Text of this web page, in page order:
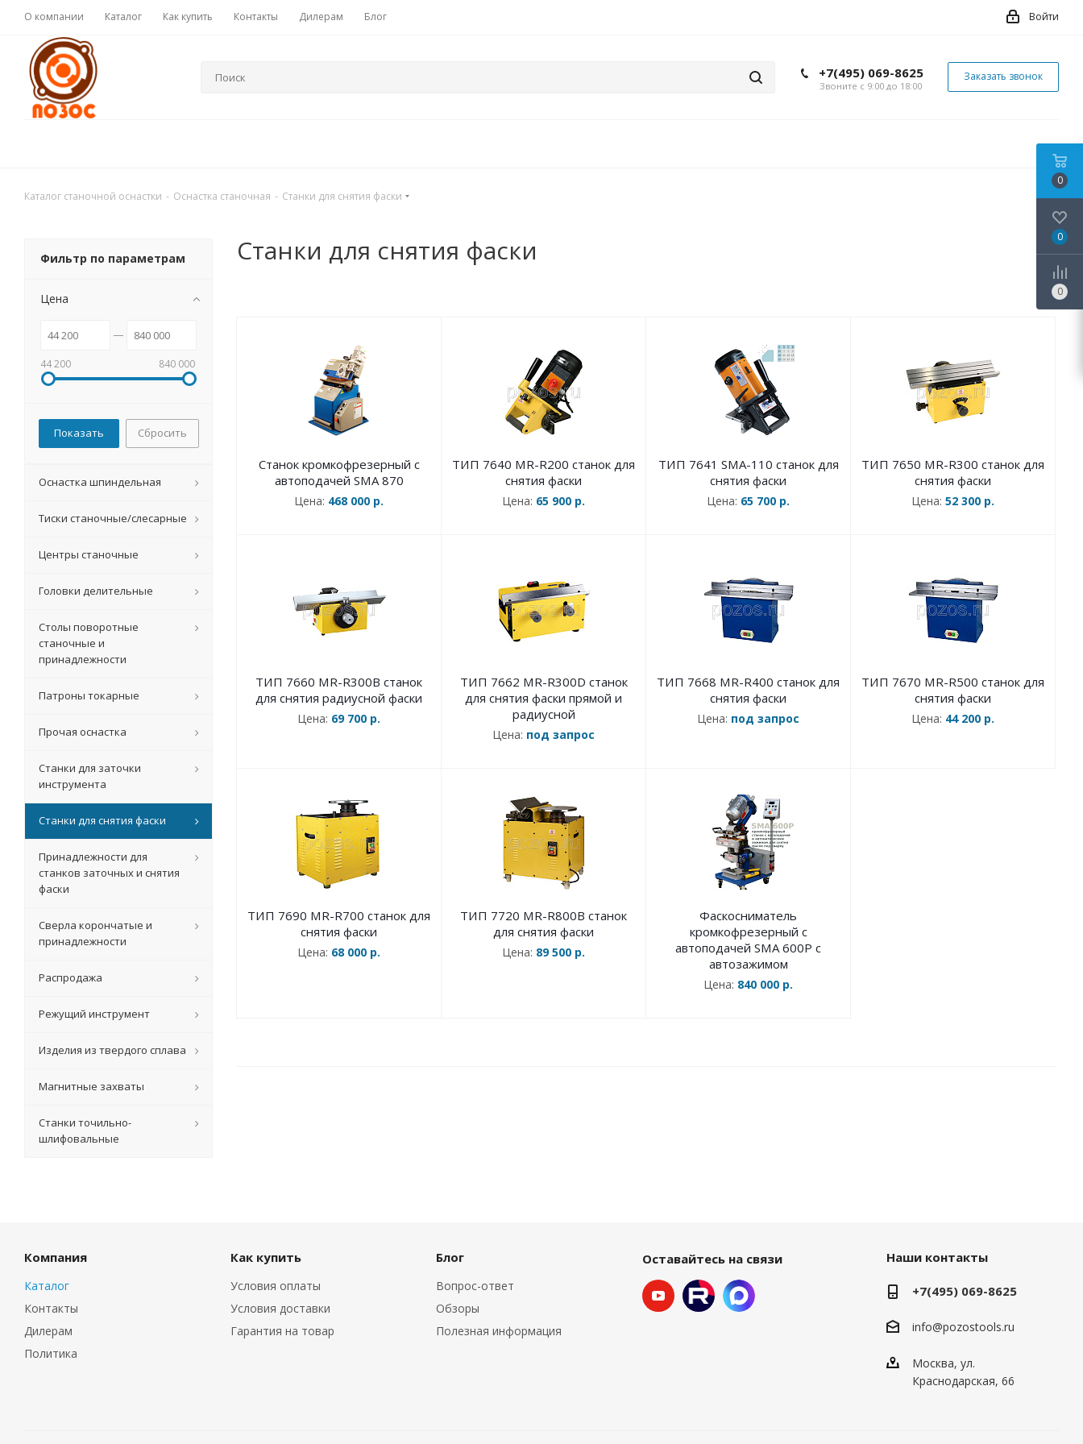
О компании Каталог Как купить Контакты Дилерам Блог Войти
+7(495) 069-8625
Звоните с 9:00 до 18:00
Заказать звонок
Каталог станочной оснастки - Оснастка станочная - Станки для снятия фаски
Станки для снятия фаски
Станок кромкофрезерный с
автоподачей SMA 870
Цена: 468 000 р.
ТИП 7640 MR-R200 станок для
снятия фаски
Цена: 65 900 р.
ТИП 7641 SMA-110 станок для
снятия фаски
Цена: 65 700 р.
ТИП 7650 MR-R300 станок для
снятия фаски
Цена: 52 300 р.
ТИП 7660 MR-R300В станок
для снятия радиусной фаски
Цена: 69 700 р.
ТИП 7662 MR-R300D станок
для снятия фаски прямой и
радиусной
Цена: под запрос
ТИП 7668 MR-R400 станок для
снятия фаски
Цена: под запрос
ТИП 7670 MR-R500 станок для
снятия фаски
Цена: 44 200 р.
ТИП 7690 MR-R700 станок для
снятия фаски
Цена: 68 000 р.
ТИП 7720 MR-R800В станок
для снятия фаски
Цена: 89 500 р.
Фаскосниматель
кромкофрезерный с
автоподачей SMA 600P с
автозажимом
Цена: 840 000 р.
Фильтр по параметрам
Цена
44 200 840 000
Сбросить
Оснастка шпиндельная
Тиски станочные/слесарные
Центры станочные
Головки делительные
Столы поворотные
станочные и
принадлежности
Патроны токарные
Прочая оснастка
Станки для заточки
инструмента
Станки для снятия фаски
Принадлежности для
станков заточных и снятия
фаски
Сверла корончатые и
принадлежности
Распродажа
Режущий инструмент
Изделия из твердого сплава
Магнитные захваты
Станки точильно-
шлифовальные
Компания
Каталог
Контакты
Дилерам
Политика
Как купить
Условия оплаты
Условия доставки
Гарантия на товар
Блог
Вопрос-ответ
Обзоры
Полезная информация
Оставайтесь на связи Наши контакты
+7(495) 069-8625
info@pozostools.ru
Москва, ул.
Краснодарская, 66
0
0
0